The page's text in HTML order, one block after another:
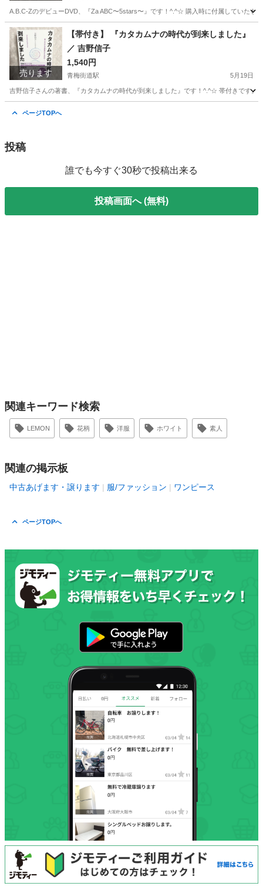
A.B.C-ZのデビューDVD、『Za ABC〜5stars〜』です！^.^☆ 購入時に付属していたも
東京 小平市 青梅街道駅 DVD/ブルーレイ DVD
売ります
【帯付き】 『カタカムナの時代が到来しました』
／ 吉野信子
1,540円
青梅街道駅 5月19日
吉野信子さんの著書、『カタカムナの時代が到来しました』です！^.^☆ 帯付きです
ページTOPへ
投稿
誰でも今すぐ30秒で投稿出来る
投稿画面へ (無料)
関連キーワード検索
LEMON 花柄 洋服 ホワイト 素人
関連の掲示板
中古あげます・譲ります 服/ファッション ワンピース
ページTOPへ